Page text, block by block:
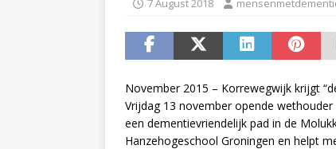
[ 6 April 2026 ]
ALGEMEEN NIEUWS
[ 24 June 2026 ]
ALGEMEEN NIEUWS
November 2015 – Korrewegwijk krijgt
Vrijdag 13 november opende
een dementievriendelijk pad in de
Hanzehogeschool Groningen en helpt